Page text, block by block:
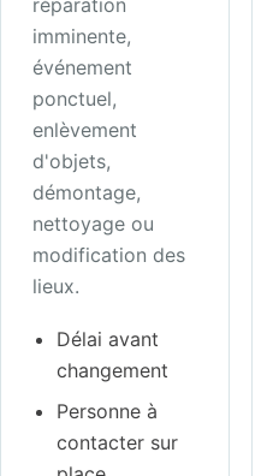
réparation
imminente,
événement
ponctuel,
enlèvement
d'objets,
démontage,
nettoyage ou
modification des
lieux.
Délai avant
changement
Personne à
contacter sur